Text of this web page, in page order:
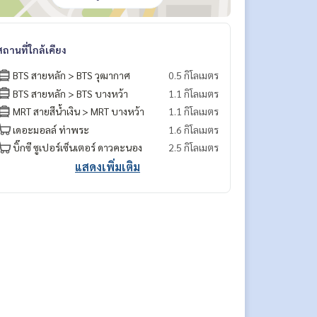
ถานที่ใกล้เคียง
BTS สายหลัก > BTS วุฒากาศ
0.5 กิโลเมตร
BTS สายหลัก > BTS บางหว้า
1.1 กิโลเมตร
MRT สายสีน้ำเงิน > MRT บางหว้า
1.1 กิโลเมตร
เดอะมอลล์ ท่าพระ
1.6 กิโลเมตร
บิ๊กซี ซูเปอร์เซ็นเตอร์ ดาวคะนอง
2.5 กิโลเมตร
แสดงเพิ่มเติม